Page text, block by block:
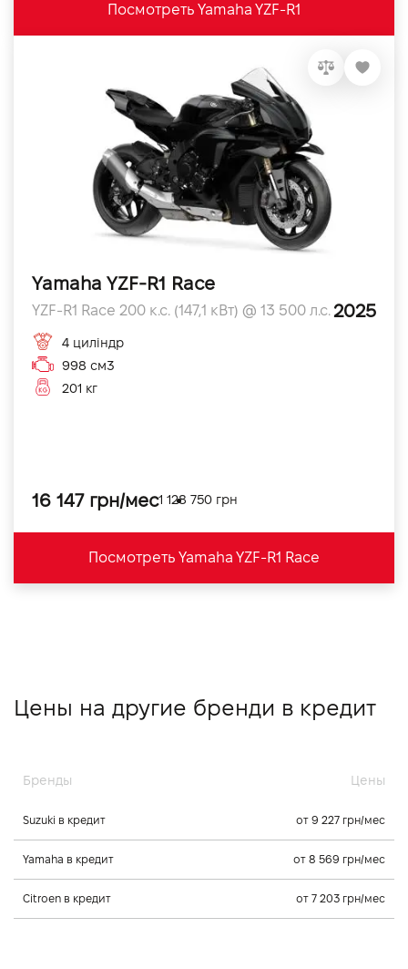
Посмотреть Yamaha YZF-R1
Yamaha YZF-R1 Race
YZF-R1 Race 200 к.с. (147,1 кВт) @ 13 500 л.с. 2025
4 циліндр
998 см3
201 кг
16 147 грн/мес1 128 750 грн
Посмотреть Yamaha YZF-R1 Race
Цены на другие бренди в кредит
Бренды Цены
Suzuki в кредит от 9 227 грн/мес
Yamaha в кредит от 8 569 грн/мес
Citroen в кредит от 7 203 грн/мес